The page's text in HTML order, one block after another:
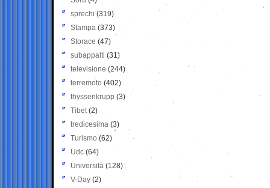
sprechi (319)
Stampa (373)
Storace (47)
subappalti (31)
televisione(244)
terremoto (402)
thyssenkrupp (3)
Tibet(2)
tredicesima (3)
Turismo (62)
Udc (64)
Università (128)
V-Day (2)